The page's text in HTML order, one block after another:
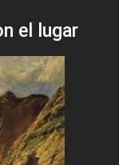
el lugar